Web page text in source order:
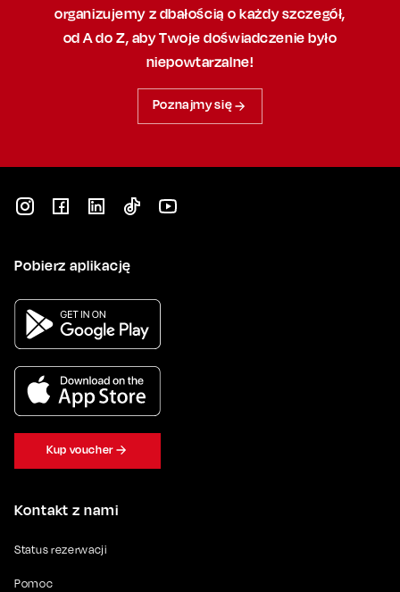
organizujemy z dbałością o każdy szczegół,
od A do Z, abyTwoje doświadczenie było
niepowtarzalne!
Poznajmy się
Kontakt z nami
Status rezerwacji
Pomoc
Pobierz aplikację
Kup voucher